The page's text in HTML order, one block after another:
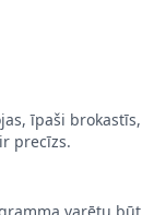
īpaši brokastīs,
precīzs.